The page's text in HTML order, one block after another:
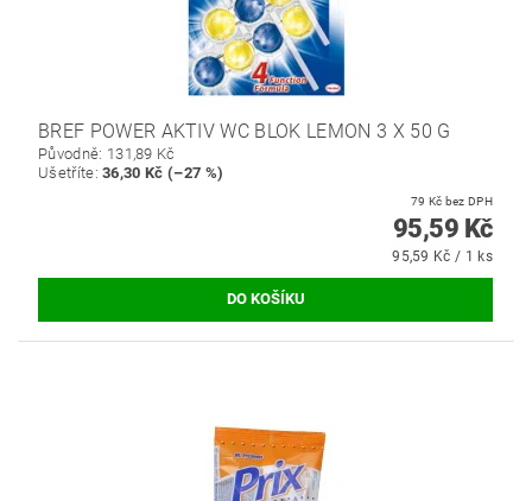
BREF POWER AKTIV WC BLOK LEMON 3 X 50 G
Původně: 131,89 Kč
Ušetříte:36,30 Kč (–27 %)
79 Kč bez DPH
95,59 Kč
95,59 Kč / 1 ks